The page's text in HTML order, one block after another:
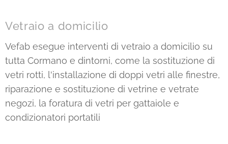
Vetraio a domicilio
Vefab esegue interventi di vetraio a domicilio su
tutta Cormano e dintorni, come la sostituzione di
vetri rotti, l'installazione di doppi vetri alle finestre,
riparazione e sostituzione di vetrine e vetrate
negozi, la foratura di vetri per gattaiole e
condizionatori portatili